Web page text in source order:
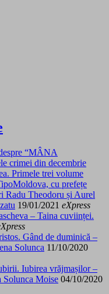
“MÂNA
crimei din decembrie
Primele trei volume
cu prefețe
Radu Theodoru și Aurel
19/01/2021 eXpress
– Taina cuviinței.
Gând de duminică –
Solunca 11/10/2020
Iubirea vrăjmașilor –
Solunca Moise 04/10/2020